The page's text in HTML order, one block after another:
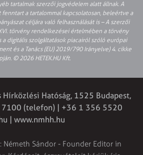
tartalmak szerzői jogvédelem alatt állnak. A
a tartalommal kapcsolatosan, beleértve a
céljára való felhasználását is – A szerzői
törvény rendelkezései értelmében a törvény
a digitális szolgáltatások piacairól szóló európai
és a Tanács (EU) 2019/790 Irányelve) 4. cikke
© 2026 HETEK.HU Kft.
Hatóság, 1525 Budapest,
7100 (telefon) | +36 1 356 5520
| www.nmhh.hu
Németh Sándor - Founder Editor in